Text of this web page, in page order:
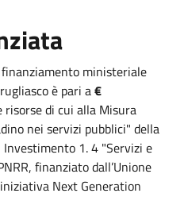
finanziamento ministeriale
è pari a€
risorse di cui alla Misura
nei servizi pubblici" della
1. 4 "Servizi e
finanziato dall’Unione
Next Generation